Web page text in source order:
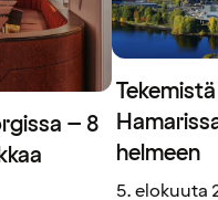
– 8
helmeen
5. elokuuta